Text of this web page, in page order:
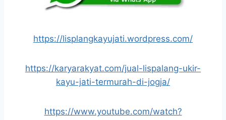
https://lisplangkayujati.wordpress.com/
https://karyarakyat.com/jual-lispalang-ukir-
kayu-jati-termurah-di-jogja/
https://www.youtube.com/watch?